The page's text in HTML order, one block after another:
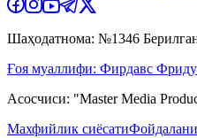
Шаҳодатнома: №1346
Ғоя муаллифи: Фирдавс
Асосчиси: "Master Media
Махфийлик сиёсати